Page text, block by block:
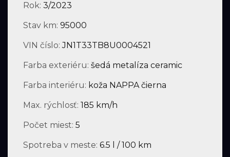
Rok: 3/2023
Stav km: 95000
VIN číslo: JN1T33TB8U0004521
Farba exteriéru: šedá metalíza ceramic
Farba interiéru: koža NAPPA čierna
Max. rýchlosť: 185 km/h
Počet miest: 5
Spotreba v meste: 6.5 l / 100 km